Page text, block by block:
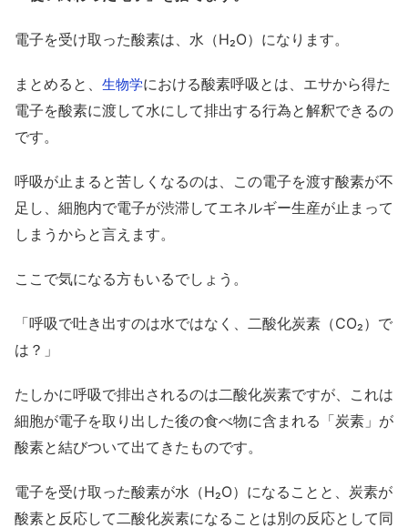
電子を受け取った酸素は、水（H₂O）になります。
まとめると、 生物学における酸素呼吸とは、エサから得た
電子を酸素に渡して水にして排出する行為と解釈できるの
です。
呼吸が止まると苦しくなるのは、この電子を渡す酸素が不
足し、細胞内で電子が渋滞してエネルギー生産が止まって
しまうからと言えます。
ここで気になる方もいるでしょう。
「呼吸で吐き出すのは水ではなく、二酸化炭素（CO₂）で
は？」
たしかに呼吸で排出されるのは二酸化炭素ですが、これは
細胞が電子を取り出した後の食べ物に含まれる「炭素」が
酸素と結びついて出てきたものです。
電子を受け取った酸素が水（H₂O）になることと、炭素が
酸素と反応して二酸化炭素になることは別の反応として同